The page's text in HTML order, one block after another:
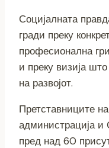
Социјалната
гради преку
професионална
и преку визија
на развојот.
Претставниците
администрација и
пред над 60